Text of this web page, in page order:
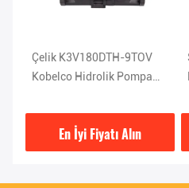
Çelik K3V180DTH-9TOV
Kobelco Hidrolik Pompa
Parçaları
En İyi Fiyatı Alın